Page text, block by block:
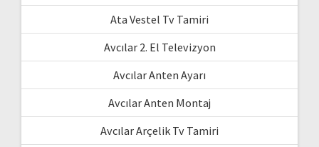
Ata Vestel Tv Tamiri
Avcılar 2. El Televizyon
Avcılar Anten Ayarı
Avcılar Anten Montaj
Avcılar Arçelik Tv Tamiri